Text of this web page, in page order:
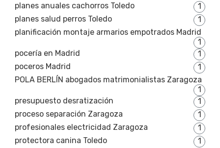
planes anuales cachorros Toledo
1
planes salud perros Toledo
1
planificación montaje armarios empotrados Madrid
1
pocería en Madrid
1
poceros Madrid
1
POLA BERLÍN abogados matrimonialistas Zaragoza
1
presupuesto desratización
1
proceso separación Zaragoza
1
profesionales electricidad Zaragoza
1
protectora canina Toledo
1